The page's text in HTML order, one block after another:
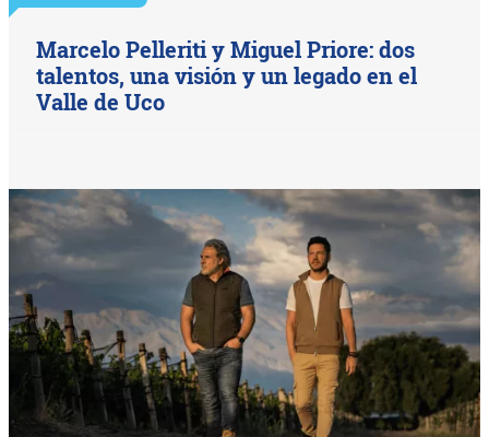
Marcelo Pelleriti y Miguel Priore: dos
talentos, una visión y un legado en el
Valle de Uco